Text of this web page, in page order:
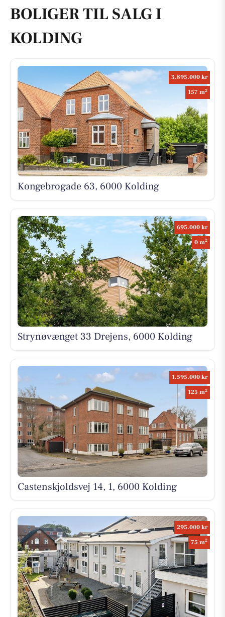
BOLIGER TIL SALG I
KOLDING
3.895.000 kr
157 m2
Kongebrogade 63, 6000 Kolding
695.000 kr
0 m2
Strynøvænget 33 Drejens, 6000 Kolding
1.595.000 kr
125 m2
Castenskjoldsvej 14, 1, 6000 Kolding
295.000 kr
75 m2